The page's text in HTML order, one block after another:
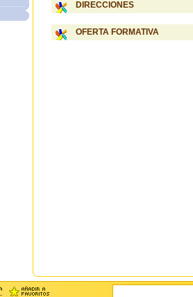
DIRECCIONES
OFERTA FORMATIVA